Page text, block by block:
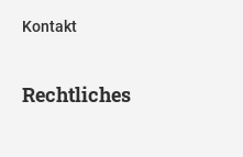
Kontakt
Rechtliches